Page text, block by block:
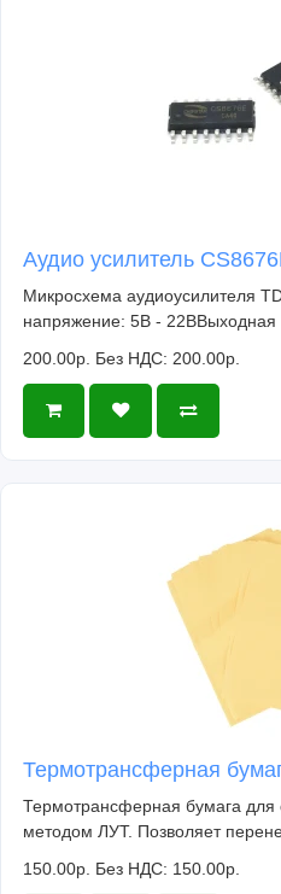
Аудио усилитель
Микросхема аудиоусилителя
напряжение: 5В - 22ВВыходная
200.00р. Без НДС: 200.00р.
Термотрансферная
Термотрансферная бумага для
методом ЛУТ. Позволяет
150.00р. Без НДС: 150.00р.